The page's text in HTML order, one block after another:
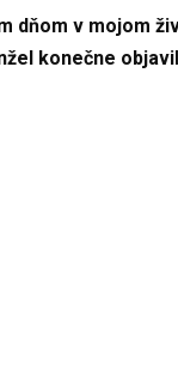
dňom v mojom
konečne